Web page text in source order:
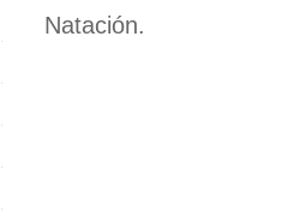
Natación.